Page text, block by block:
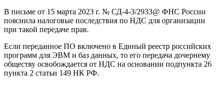
В письме от 15 марта 2023 г. № СД-4-3/2933@ ФНС России
пояснила налоговые последствия по НДС для организации
при такой передаче прав.
Если переданное ПО включено в Единый реестр российских
программ для ЭВМ и баз данных, то его передача дочернему
обществу освобождается от НДС на основании подпункта 26
пункта 2 статьи 149 НК РФ.